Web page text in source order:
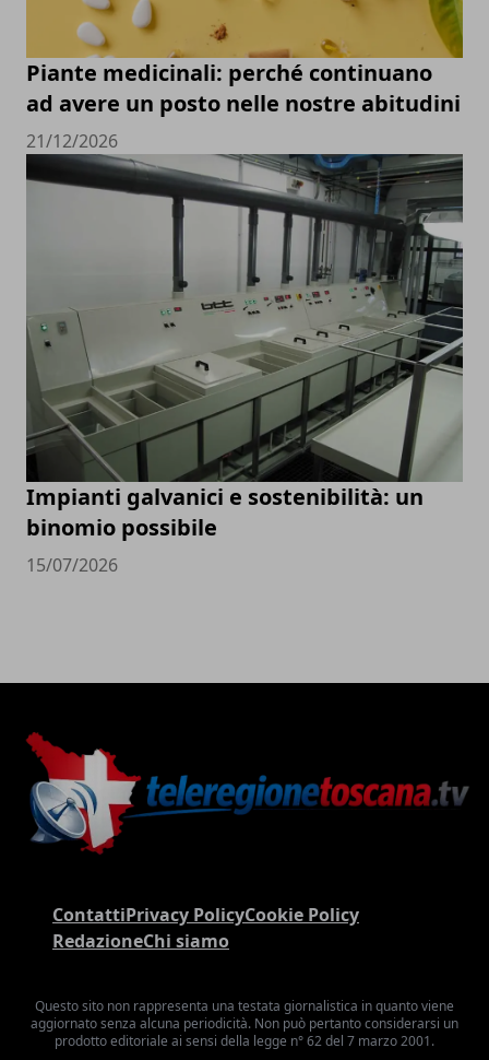
Piante medicinali: perché continuano
ad avere un posto nelle nostre abitudini
21/12/2026
Impianti galvanici e sostenibilità: un
binomio possibile
15/07/2026
ContattiPrivacy PolicyCookie Policy
RedazioneChi siamo
Questo sito non rappresenta una testata giornalistica in quanto viene
aggiornato senza alcuna periodicità. Non può pertanto considerarsi un
prodotto editoriale ai sensi della legge n° 62 del 7 marzo 2001.